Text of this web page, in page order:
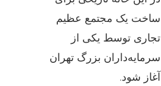
ساخت یک مجتمع عظیم
تجاری توسط یکی از
سرمایه‌داران بزرگ تهران
آغاز شود.